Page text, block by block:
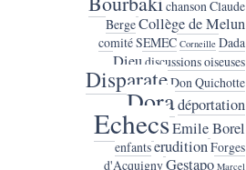
chansonClaude
BergeCollège de Melun
comité SEMEC Corneille Dada
Dieu discussions oiseuses
DisparateDon Quichotte
Doradéportation
EchecsEmile Borel
enfantseruditionForges
d'AcquignyGestapo Marcel